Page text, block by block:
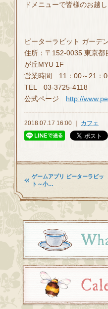
ドメニューで皆様のお越
ピーターラビット ガーデ
住所：〒152-0035 東京都
が丘MYU 1F
営業時間 11：00～21：
TEL 03-3725-4118
公式ページ http://
2018.07.17 16:00 ｜ カフェ
ゲームアプリ ピーターラビッ
ト～小…